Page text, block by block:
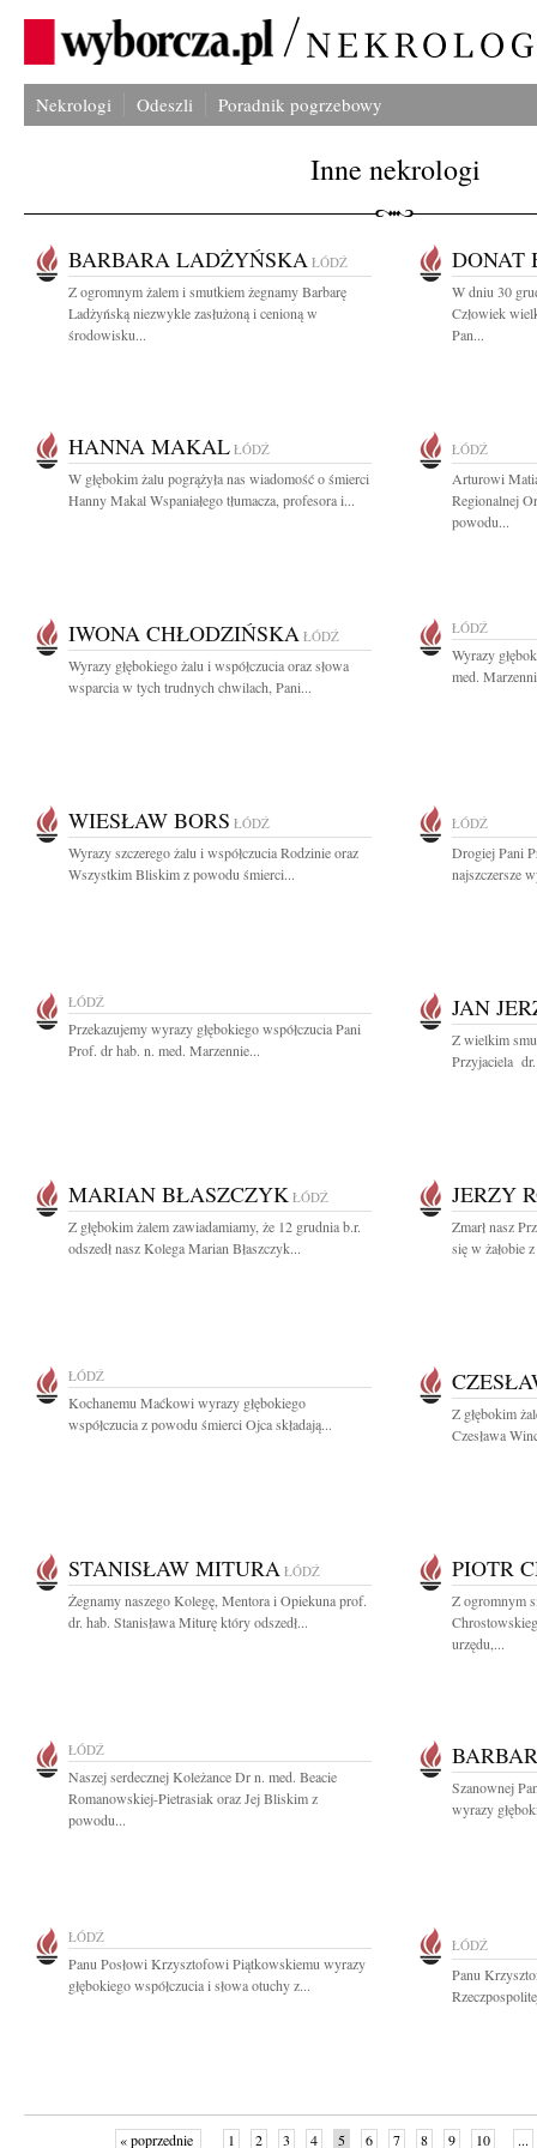
Nekrologi Odeszli Poradnik pogrzebowy
Inne nekrologi
BARBARA LADŻYŃSKA ŁÓDŹ
Z ogromnym żalem i smutkiem żegnamy Barbarę
Ladżyńską niezwykle zasłużoną i cenioną w
środowisku...
DONAT
W dniu 30
Człowiek
Pan...
HANNA MAKAL ŁÓDŹ
W głębokim żalu pogrążyła nas wiadomość o śmierci
Hanny Makal Wspaniałego tłumacza, profesora i...
ŁÓDŹ
Arturowi
Regionalnej
powodu...
IWONA CHŁODZIŃSKA ŁÓDŹ
Wyrazy głębokiego żalu i współczucia oraz słowa
wsparcia w tych trudnych chwilach, Pani...
ŁÓDŹ
Wyrazy
med.
WIESŁAW BORS ŁÓDŹ
Wyrazy szczerego żalu i współczucia Rodzinie oraz
Wszystkim Bliskim z powodu śmierci...
ŁÓDŹ
Drogiej Pani
najszczersze
ŁÓDŹ
Przekazujemy wyrazy głębokiego współczucia Pani
Prof. dr hab. n. med. Marzennie...
JAN
Z wielkim
Przyjaciela dr.
MARIAN BŁASZCZYK ŁÓDŹ
Z głębokim żalem zawiadamiamy, że 12 grudnia b.r.
odszedł nasz Kolega Marian Błaszczyk...
JERZY
Zmarł nasz
się w żałobie
ŁÓDŹ
Kochanemu Maćkowi wyrazy głębokiego
współczucia z powodu śmierci Ojca składają...
Z głębokim
Czesława
STANISŁAW MITURA ŁÓDŹ
Żegnamy naszego Kolegę, Mentora i Opiekuna prof.
dr. hab. Stanisława Miturę który odszedł...
PIOTR
Z ogromnym
urzędu,...
ŁÓDŹ
Naszej serdecznej Koleżance Dr n. med. Beacie
Romanowskiej-Pietrasiak oraz Jej Bliskim z
powodu...
Szanownej
wyrazy
ŁÓDŹ
Panu Posłowi Krzysztofowi Piątkowskiemu wyrazy
głębokiego współczucia i słowa otuchy z...
ŁÓDŹ
Panu
« poprzednie 1 2 3 4 5 6 7 8 9 10 ...